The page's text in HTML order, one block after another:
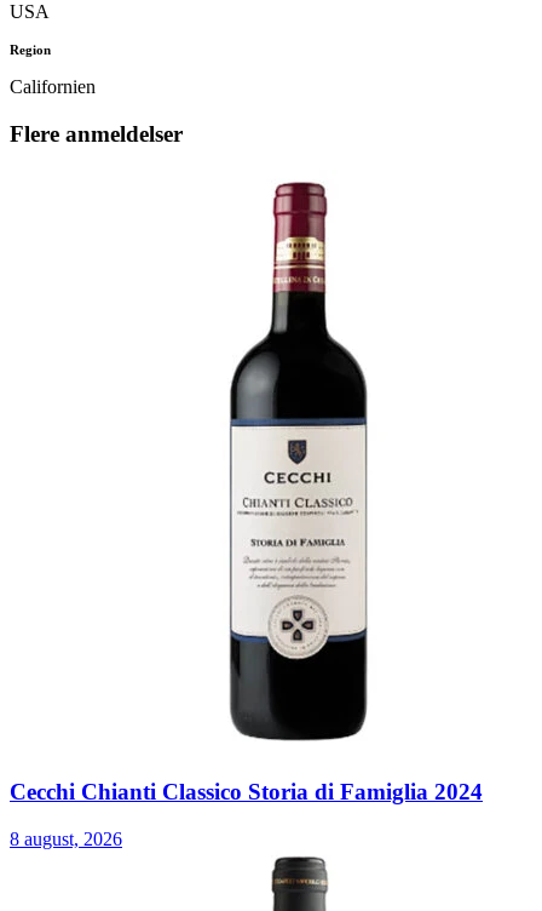
USA
Region
Californien
Flere anmeldelser
Cecchi Chianti Classico Storia di Famiglia 2024
8 august, 2026